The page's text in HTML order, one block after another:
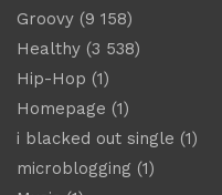
Groovy (9 158)
Healthy (3 538)
Hip-Hop (1)
Homepage (1)
i blacked out single (1)
microblogging (1)